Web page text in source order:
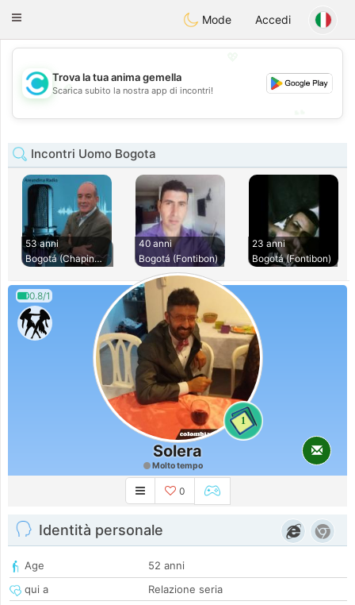
olombiaCitas
Toggle
Mode Accedi
💖
💕
Trova la tua anima gemella
Scarica subito la nostra app di incontri!
Incontri Uomo Bogota
53 anni
Bogotá (Chapinero)
40 anni
Bogotá (Fontibon)
23 anni
Bogotá (Fontibon)
0.8/1
1
Solera
Molto tempo
0
Identità personale
Age
52 anni
qui a
Relazione seria